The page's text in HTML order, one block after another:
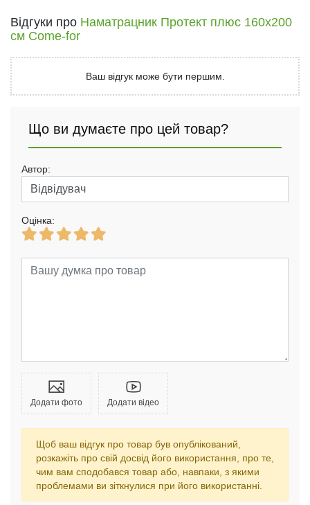
Відгуки про Наматрацник Протект плюс 160х200
см Come-for
Ваш відгук може бути першим.
Що ви думаєте про цей товар?
Автор:
Оцінка:
Додати фото Додати відео
Щоб ваш відгук про товар був опублікований,
розкажіть про свій досвід його використання, про те,
чим вам сподобався товар або, навпаки, з якими
проблемами ви зіткнулися при його використанні.